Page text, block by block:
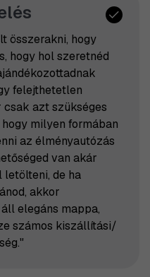
összerakni, hogy
hogy hol szeretnéd
felejthetetlen
csak azt szükséges
milyen formában
az élményautózás
van akár
letölteni, de ha
akkor
elegáns mappa,
számos kiszállítási/